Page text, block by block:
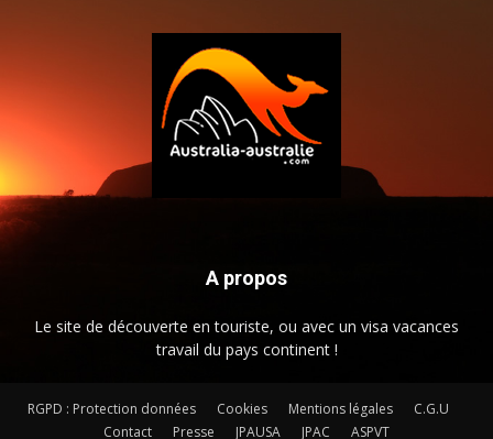
A propos
Le site de découverte en touriste, ou avec un visa vacances
travail du pays continent !
RGPD : Protection données Cookies Mentions légales
C.G.U
Contact
Presse JPAUSA JPAC ASPVT